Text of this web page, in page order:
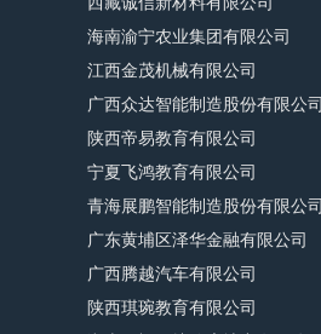
海南渝宁农业集团有限公司
江西金茂机械有限公司
广西众达智能制造股份有限公司
陕西帝易教育有限公司
宁夏飞鸿教育有限公司
青海展鹏智能制造股份有限公司
广东黄埔区泽华金融有限公司
广西腾越汽车有限公司
陕西琪琬教育有限公司